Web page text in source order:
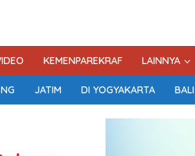
KEMENPAREKRAF LAINNYA
JATIM DI YOGYAKARTA BALI